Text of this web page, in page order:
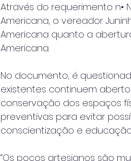
Através do requerimento n•
Americana, o vereador
Americana quanto a
Americana.
No documento, é
existentes continuem
conservação dos espaços
preventivas para evitar
conscientização e
“Os poços artesianos são